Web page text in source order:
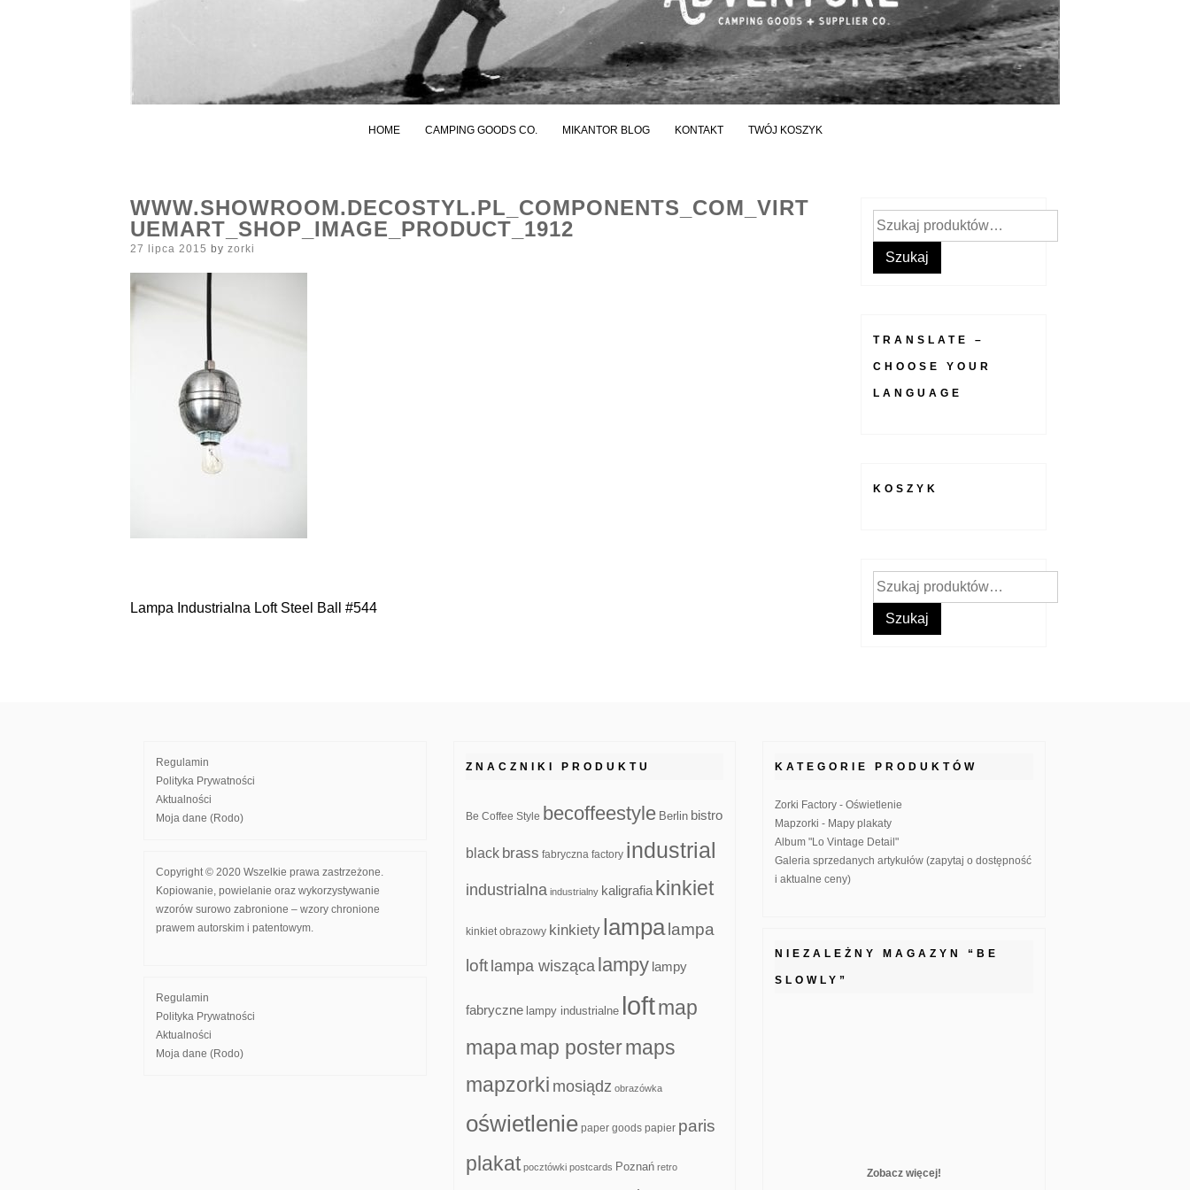
HOME CAMPING GOODS CO. MIKANTOR BLOG KONTAKT TWÓJ KOSZYK
WWW.SHOWROOM.DECOSTYL.PL_COMPONENTS_COM_VIRT
UEMART_SHOP_IMAGE_PRODUCT_1912
Posted
27 lipca 2015 by zorki
Nawigacja
Lampa Industrialna Loft Steel Ball #544
Szukaj:
Szukaj
TRANSLATE –
CHOOSE YOUR
LANGUAGE
KOSZYK
Szukaj:
Szukaj
Regulamin
Polityka Prywatności
Aktualności
Moja dane (Rodo)
Copyright © 2020 Wszelkie prawa zastrzeżone.
Kopiowanie, powielanie oraz wykorzystywanie
wzorów surowo zabronione – wzory chronione
prawem autorskim i patentowym.
Regulamin
Polityka Prywatności
Aktualności
Moja dane (Rodo)
ZNACZNIKI PRODUKTU
Be Coffee Style becoffeestyle Berlin bistro
black brass fabryczna factory industrial
industrialna industrialny kaligrafia kinkiet
kinkiet obrazowy kinkiety lampa lampa
loft lampa wisząca lampy lampy
fabryczne lampy industrialne loftmap
mapamap postermaps
mapzorki mosiądz obrazówka
oświetlenie paper goods papier paris
plakat pocztówki postcards Poznań retro
KATEGORIE PRODUKTÓW
Zorki Factory - Oświetlenie
Mapzorki - Mapy plakaty
Album "Lo Vintage Detail"
Galeria sprzedanych artykułów (zapytaj o dostępność
i aktualne ceny)
NIEZALEŻNY MAGAZYN “BE
SLOWLY”
Zobacz więcej!